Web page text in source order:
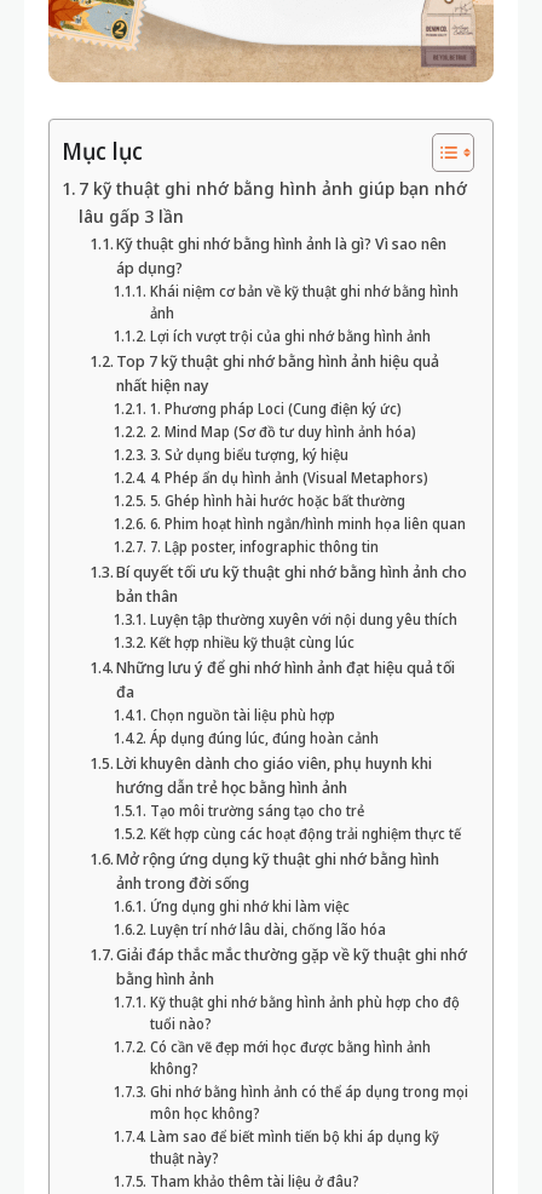
Mục lục
7 kỹ thuật ghi nhớ bằng hình ảnh giúp bạn nhớ
lâu gấp 3 lần
Kỹ thuật ghi nhớ bằng hình ảnh là gì? Vì sao nên
áp dụng?
Khái niệm cơ bản về kỹ thuật ghi nhớ bằng hình
ảnh
Lợi ích vượt trội của ghi nhớ bằng hình ảnh
Top 7 kỹ thuật ghi nhớ bằng hình ảnh hiệu quả
nhất hiện nay
1. Phương pháp Loci (Cung điện ký ức)
2. Mind Map (Sơ đồ tư duy hình ảnh hóa)
3. Sử dụng biểu tượng, ký hiệu
4. Phép ẩn dụ hình ảnh (Visual Metaphors)
5. Ghép hình hài hước hoặc bất thường
6. Phim hoạt hình ngắn/hình minh họa liên quan
7. Lập poster, infographic thông tin
Bí quyết tối ưu kỹ thuật ghi nhớ bằng hình ảnh cho
bản thân
Luyện tập thường xuyên với nội dung yêu thích
Kết hợp nhiều kỹ thuật cùng lúc
Những lưu ý để ghi nhớ hình ảnh đạt hiệu quả tối
đa
Chọn nguồn tài liệu phù hợp
Áp dụng đúng lúc, đúng hoàn cảnh
Lời khuyên dành cho giáo viên, phụ huynh khi
hướng dẫn trẻ học bằng hình ảnh
Tạo môi trường sáng tạo cho trẻ
Kết hợp cùng các hoạt động trải nghiệm thực tế
Mở rộng ứng dụng kỹ thuật ghi nhớ bằng hình
ảnh trong đời sống
Ứng dụng ghi nhớ khi làm việc
Luyện trí nhớ lâu dài, chống lão hóa
Giải đáp thắc mắc thường gặp về kỹ thuật ghi nhớ
bằng hình ảnh
Kỹ thuật ghi nhớ bằng hình ảnh phù hợp cho độ
tuổi nào?
Có cần vẽ đẹp mới học được bằng hình ảnh
không?
Ghi nhớ bằng hình ảnh có thể áp dụng trong mọi
môn học không?
Làm sao để biết mình tiến bộ khi áp dụng kỹ
thuật này?
Tham khảo thêm tài liệu ở đâu?